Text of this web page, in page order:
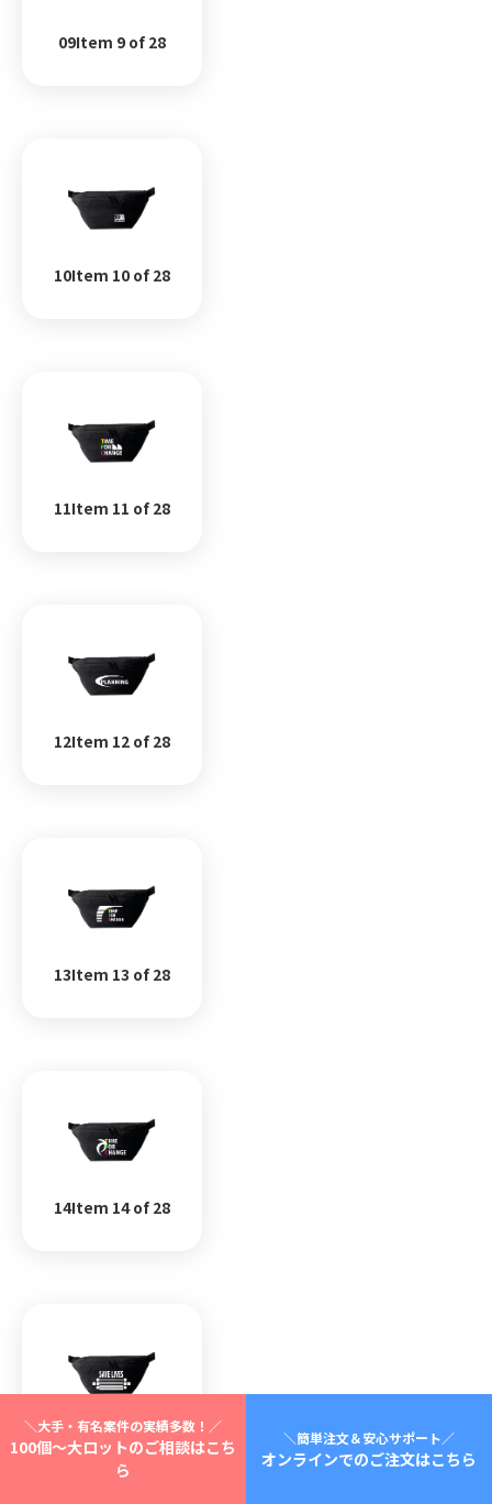
09Item 9 of 28
10Item 10 of 28
11Item 11 of 28
12Item 12 of 28
13Item 13 of 28
14Item 14 of 28
15Item 15 of 28
＼大手・有名案件の実績多数！／
100個～大ロットのご相談はこち
ら
＼簡単注文＆安心サポート／
オンラインでのご注文はこちら